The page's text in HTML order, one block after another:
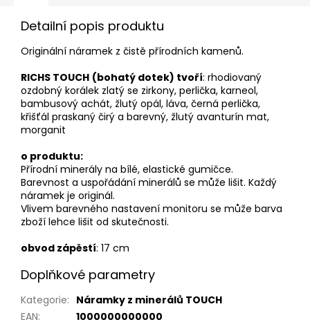
Detailní popis produktu
Originální náramek z čistě přírodních kamenů.
RICHS TOUCH (bohatý dotek) tvoří: rhodiovaný
ozdobný korálek zlatý se zirkony, perlička, karneol,
bambusový achát, žlutý opál, láva, černá perlička,
křišťál praskaný čirý a barevný, žlutý avanturín mat,
morganit
o produktu:
Přírodní minerály na bílé, elastické gumičce.
Barevnost a uspořádání minerálů se může lišit. Každý
náramek je originál.
Vlivem barevného nastavení monitoru se může barva
zboží lehce lišit od skutečnosti.
obvod zápěstí: 17 cm
Doplňkové parametry
Kategorie: Náramky z minerálů TOUCH
EAN:
1000000000000